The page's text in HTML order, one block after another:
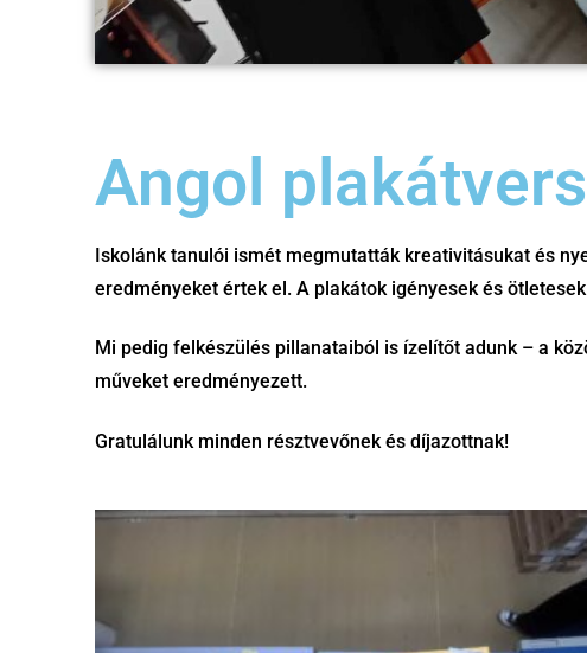
Angol
Iskolánk tanulói ismét megmutatták kreativitásukat és
eredményeket értek el. A plakátok igényesek és
Mi pedig felkészülés pillanataiból is ízelítőt adunk – a
műveket eredményezett.
Gratulálunk minden résztvevőnek és díjazottnak!